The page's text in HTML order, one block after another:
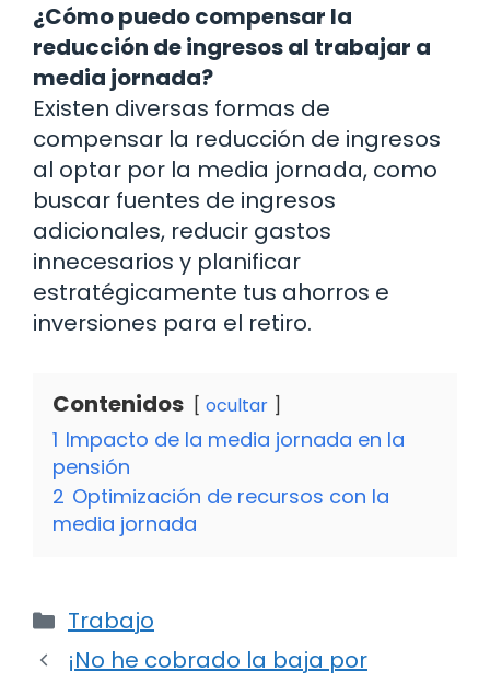
¿Cómo puedo compensar la
reducción de ingresos al trabajar a
media jornada?
Existen diversas formas de
compensar la reducción de ingresos
al optar por la media jornada, como
buscar fuentes de ingresos
adicionales, reducir gastos
innecesarios y planificar
estratégicamente tus ahorros e
inversiones para el retiro.
Contenidos ocultar
1 Impacto de la media jornada en la
pensión
2 Optimización de recursos con la
media jornada
Categorías
Trabajo
¡No he cobrado la baja por